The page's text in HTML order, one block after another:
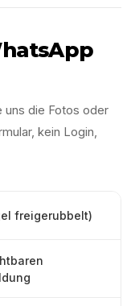
uns die Fotos oder
kein Login,
freigerubbelt)